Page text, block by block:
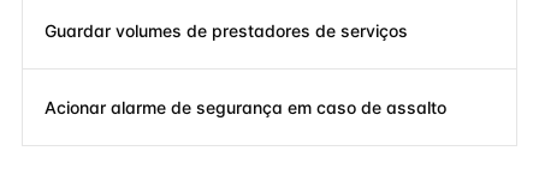
Guardar volumes de prestadores de serviços
Acionar alarme de segurança em caso de assalto